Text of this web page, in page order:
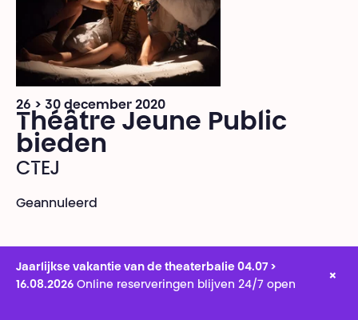
26 > 30 december 2020
Théâtre Jeune Public
bieden
CTEJ
Geannuleerd
Jaarlijkse vakantie van de theaterbalie 04.07 >
16.08.2026 Online reserveringen blijven 24/7 open
×